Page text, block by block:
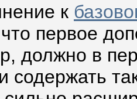
к
первое
должно в
содержать